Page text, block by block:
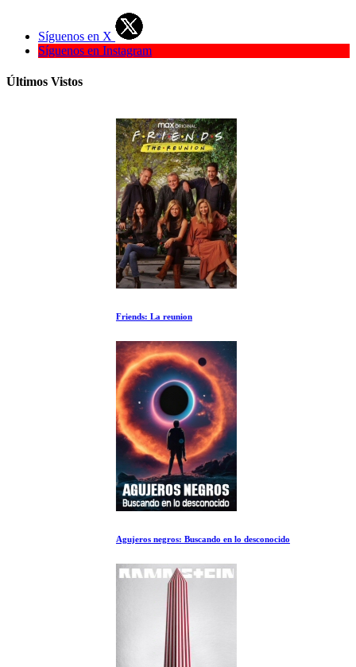
Síguenos en X
Síguenos en Instagram
Últimos Vistos
Agujeros negros: Buscando en lo desconocido